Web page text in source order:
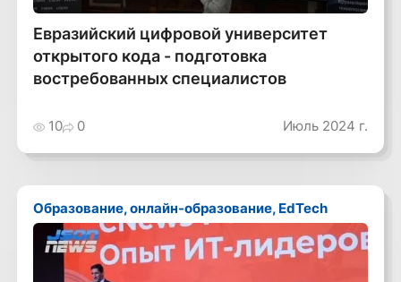
Евразийский цифровой университет
открытого кода - подготовка
востребованных специалистов
10 0 Июль 2024 г.
Образование, онлайн-образование, EdTech